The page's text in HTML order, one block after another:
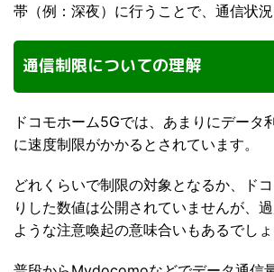
帯（例：深夜）に行うことで、通信状況
通信制限についての理解
ドコモホーム5Gでは、あまりにデータ
に速度制限がかかるとされています。
どれくらいで制限の対象となるか、ド
りした数値は公開されていませんが、
ような注意喚起の意味合いもあるでしょ